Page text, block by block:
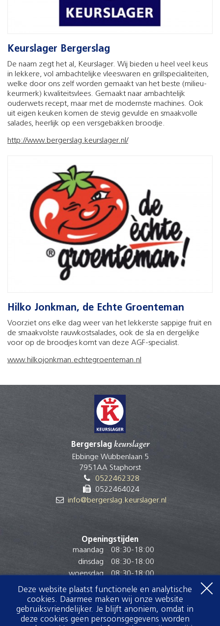
Keurslager Bergerslag
De naam zegt het al, Keurslager. Wij bieden u heel veel keus
in lekkere, vol ambachtelijke vleeswaren en grillspecialiteiten,
welke door ons zelf worden gemaakt van het beste (milieu-
keurmerk) kwaliteitsvlees. Gemaakt naar ambachtelijk
ouderwets recept, maar met de modernste machines. Ook
uit eigen keuken komen de stevig gevulde en smaakvolle
salades, heerlijk op een versgebakken broodje.
http://www.bergerslag.keurslager.nl/
Hilko Jonkman, de Echte Groenteman
Voorziet ons elke dag weer van het lekkerste sappige fruit en
de smaakvolste rauwkostsalades, ook de sla en dergelijke
voor op de broodjes komt van deze AGF-specialist.
www.hilkojonkman.echtegroenteman.nl
Bergerslagkeurslager
Ebbinge Wubbenlaan 5
7951AA Staphorst
0522462328
0522464024
info@bergerslag.keurslager.nl
Openingstijden
maandag
08:30-18:00
dinsdag
08:30-18:00
woensdag
08:30-18:00
donderdag
08:30 -
vrijdag
08:30- 18:00
zaterdag
07:30-17:00
zondag
Gesloten
Deze website plaatst functionele en analytische
cookies. Daarmee maken wij onze website
gebruiksvriendelijker. Je blijft anoniem, omdat in
deze cookies geen persoonsgegevens worden